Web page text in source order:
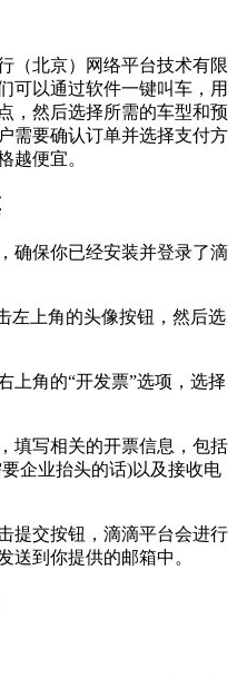
（北京）网络平台技术有限
可以通过软件一键叫车，用
，然后选择所需的车型和预
需要确认订单并选择支付方
越便宜。
确保你已经安装并登录了滴
左上角的头像按钮，然后选
上角的“开发票”选项，选择
填写相关的开票信息，包括
企业抬头的话)以及接收电
提交按钮，滴滴平台会进行
送到你提供的邮箱中。‌